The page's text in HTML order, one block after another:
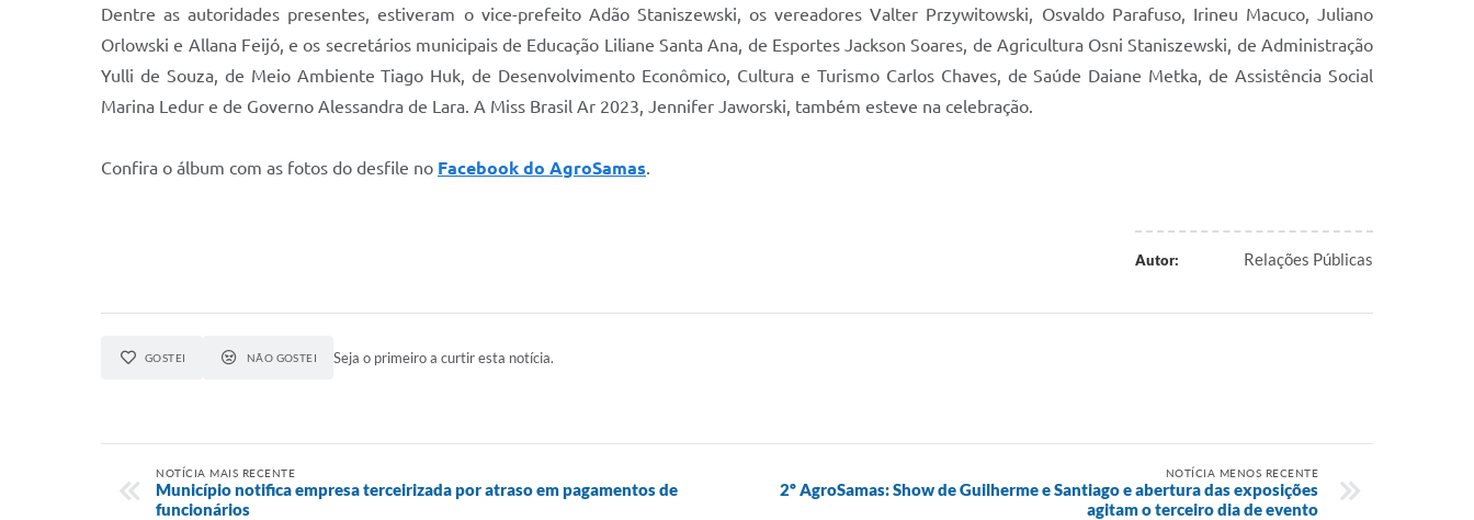
Dentre as autoridades presentes, estiveram o vice-prefeito Adão Staniszewski, os vereadores Valter Przywitowski, Osvaldo Parafuso, Irineu Macuco, Juliano
Orlowski e Allana Feijó, e os secretários municipais de Educação Liliane Santa Ana, de Esportes Jackson Soares, de Agricultura Osni Staniszewski, de Administração
Yulli de Souza, de Meio Ambiente Tiago Huk, de Desenvolvimento Econômico, Cultura e Turismo Carlos Chaves, de Saúde Daiane Metka, de Assistência Social
Marina Ledur e de Governo Alessandra de Lara. A Miss Brasil Ar 2023, Jennifer Jaworski, também esteve na celebração.
Confira o álbum com as fotos do desfile no Facebook do AgroSamas.
Autor: Relações Públicas
GOSTEI NÃO GOSTEI Seja o primeiro a curtir esta notícia.
NOTÍCIA MAIS RECENTE
Município notifica empresa terceirizada por atraso em pagamentos de
funcionários
NOTÍCIA MENOS RECENTE
2º AgroSamas: Show de Guilherme e Santiago e abertura das exposições
agitam o terceiro dia de evento